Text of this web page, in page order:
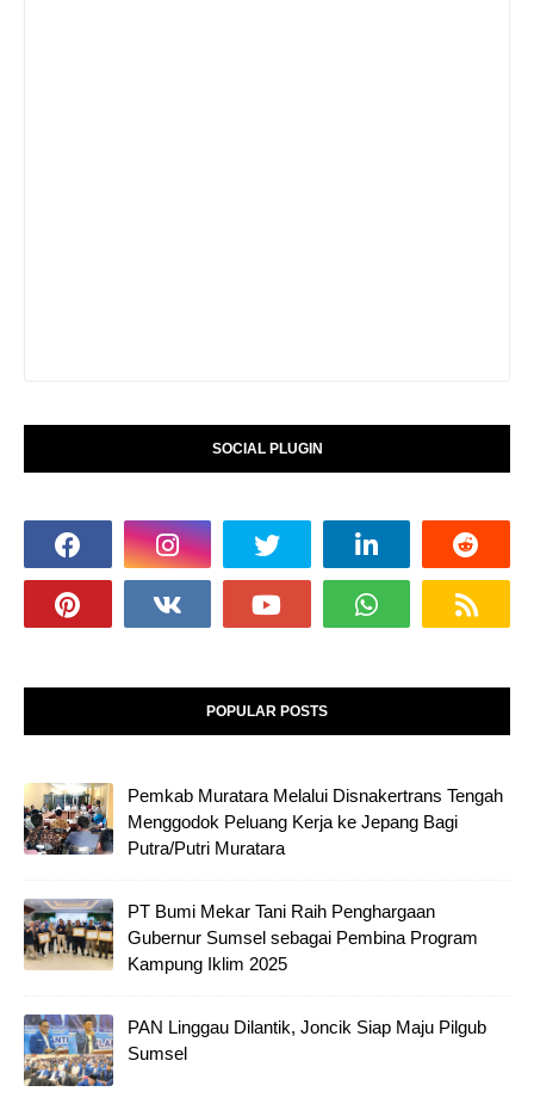
SOCIAL PLUGIN
POPULAR POSTS
Pemkab Muratara Melalui Disnakertrans Tengah
Menggodok Peluang Kerja ke Jepang Bagi
Putra/Putri Muratara
PT Bumi Mekar Tani Raih Penghargaan
Gubernur Sumsel sebagai Pembina Program
Kampung Iklim 2025
PAN Linggau Dilantik, Joncik Siap Maju Pilgub
Sumsel